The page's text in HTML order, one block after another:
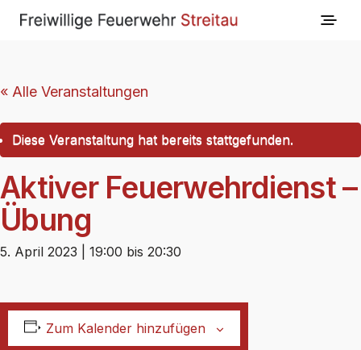
« Alle Veranstaltungen
Diese Veranstaltung hat bereits stattgefunden.
Aktiver Feuerwehrdienst –
Übung
5. April 2023 | 19:00 bis 20:30
Zum Kalender hinzufügen